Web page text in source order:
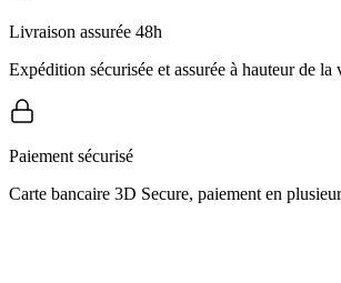
Livraison assurée 48h
Expédition sécurisée et assurée à hauteur de la
Paiement sécurisé
Carte bancaire 3D Secure, paiement en